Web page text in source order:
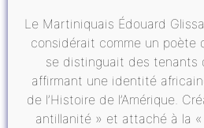
Le Martiniquais Édouard
considérait comme un poète
se distinguait des tenants
affirmant une identité
de l’Histoire de l’Amérique.
antillanité » et attaché à la